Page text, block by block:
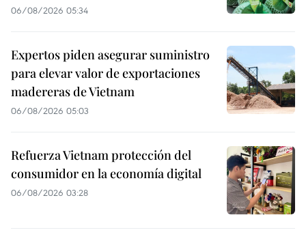
06/08/2026 05:34
Expertos piden asegurar suministro
para elevar valor de exportaciones
madereras de Vietnam
06/08/2026 05:03
Refuerza Vietnam protección del
consumidor en la economía digital
06/08/2026 03:28